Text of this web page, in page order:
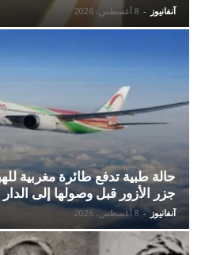
آنفانيوز - 8 أغسطس، 2026
حالة طبية تدفع طائرة مغربية
جزر الأزور قبل وصولها إلى الدار
آنفانيوز - 8 أغسطس، 2026